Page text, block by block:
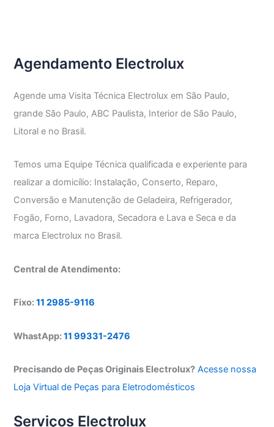
Agendamento Electrolux
Agende uma Visita Técnica Electrolux em São Paulo,
grande São Paulo, ABC Paulista, Interior de São Paulo,
Litoral e no Brasil.
Temos uma Equipe Técnica qualificada e experiente para
realizar a domicílio: Instalação, Conserto, Reparo,
Conversão e Manutenção de Geladeira, Refrigerador,
Fogão, Forno, Lavadora, Secadora e Lava e Seca e da
marca Electrolux no Brasil.
Central de Atendimento:
Fixo:11 2985-9116
WhastApp:11 99331-2476
Precisando de Peças Originais Electrolux? Acesse nossa
Loja Virtual de Peças para Eletrodomésticos
Serviços Electrolux